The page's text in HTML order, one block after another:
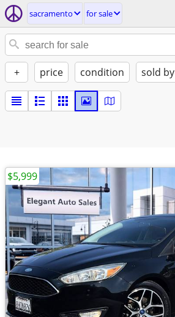
sacramento for sale
+ price condition sold by
$5,999